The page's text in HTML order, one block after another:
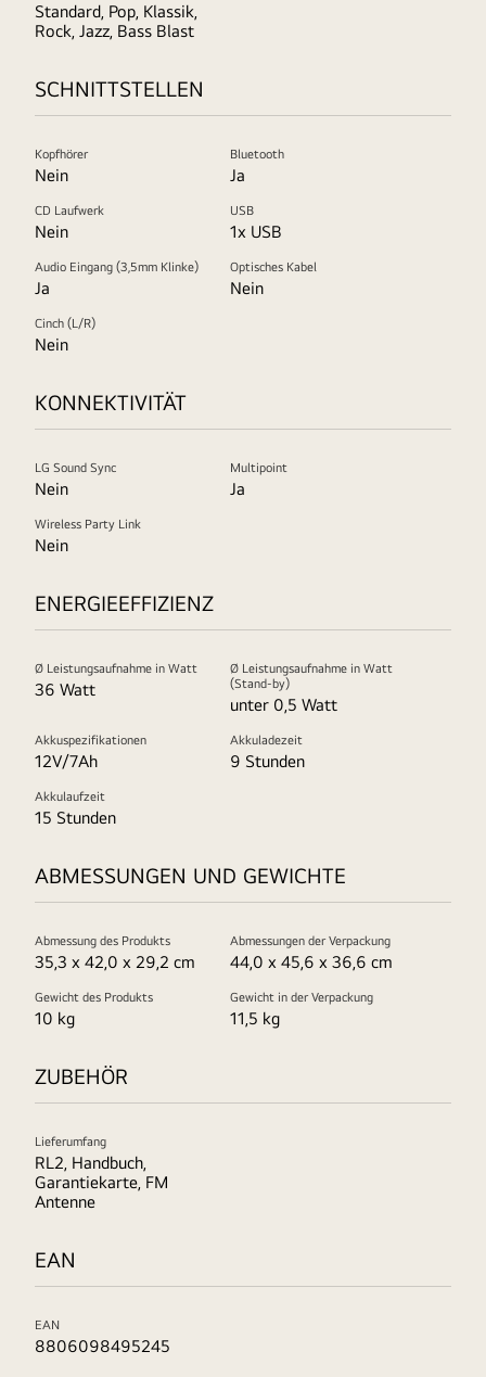
Standard, Pop, Klassik,
Rock, Jazz, Bass Blast
SCHNITTSTELLEN
Kopfhörer
Nein
Bluetooth
Ja
CD Laufwerk
Nein
USB
1x USB
Audio Eingang (3,5mm Klinke)
Ja
Optisches Kabel
Nein
Cinch (L/R)
Nein
KONNEKTIVITÄT
LG Sound Sync
Nein
Multipoint
Ja
Wireless Party Link
Nein
ENERGIEEFFIZIENZ
Ø Leistungsaufnahme in Watt
36 Watt
Ø Leistungsaufnahme in Watt
(Stand-by)
unter 0,5 Watt
Akkuspezifikationen
12V/7Ah
Akkuladezeit
9 Stunden
Akkulaufzeit
15 Stunden
ABMESSUNGEN UND GEWICHTE
Abmessung des Produkts
35,3 x 42,0 x 29,2 cm
Abmessungen der Verpackung
44,0 x 45,6 x 36,6 cm
Gewicht des Produkts
10 kg
Gewicht in der Verpackung
11,5 kg
ZUBEHÖR
Lieferumfang
RL2, Handbuch,
Garantiekarte, FM
Antenne
EAN
EAN
8806098495245